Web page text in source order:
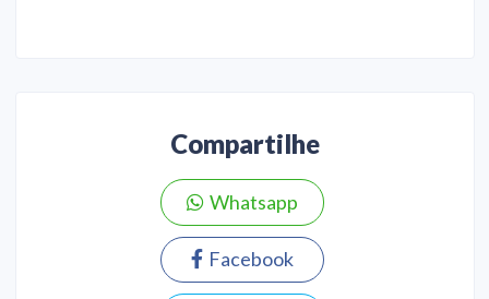
Compartilhe
Whatsapp
Facebook